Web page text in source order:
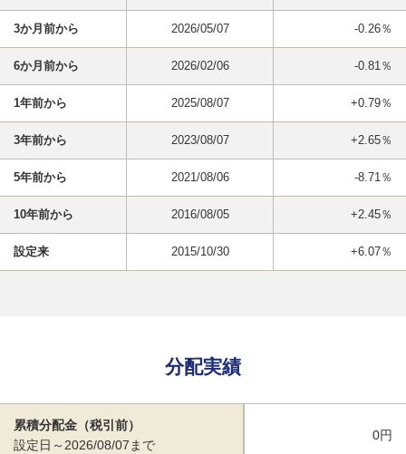
3か月前から 2026/05/07 -0.26％
6か月前から 2026/02/06 -0.81％
1年前から 2025/08/07 +0.79％
3年前から 2023/08/07 +2.65％
5年前から 2021/08/06 -8.71％
10年前から 2016/08/05 +2.45％
設定来 2015/10/30 +6.07％
分配実績
累積分配金（税引前）
設定日～2026/08/07まで
0円